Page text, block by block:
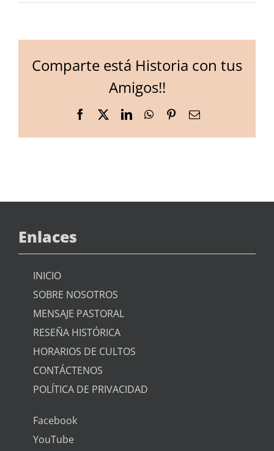
Comparte está Historia con tus
Amigos!!
Facebook LinkedInWhatsApp
PinterestEmail
Enlaces
INICIO
SOBRE NOSOTROS
MENSAJE PASTORAL
RESEÑA HISTÓRICA
HORARIOS DE CULTOS
CONTÁCTENOS
POLÍTICA DE PRIVACIDAD
Facebook
YouTube